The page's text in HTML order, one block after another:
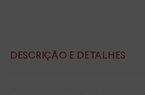
DESCRIÇÃO E DETALHES